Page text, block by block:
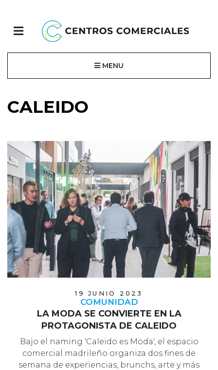
MENU
CALEIDO
19 JUNIO 2023
COMUNIDAD
LA MODA SE CONVIERTE EN LA
PROTAGONISTA DE CALEIDO
Bajo el naming 'Caleido es Moda', el espacio
comercial madrileño organiza dos fines de
semana de experiencias, brunchs, arte y más